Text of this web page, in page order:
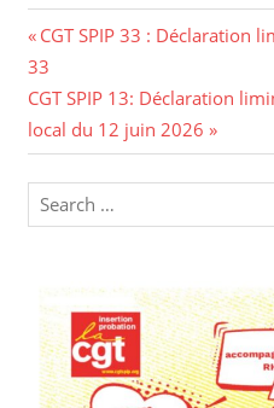
Navigation
de
l’article
Previous
Post:
CGT SPIP 33 : Déclaration
33
Next
Post:
CGT SPIP 13: Déclaration
local du 12 juin 2026